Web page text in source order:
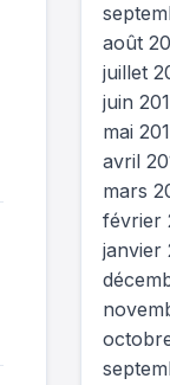
août
juillet
juin
mai
avril
mars
février
janvier